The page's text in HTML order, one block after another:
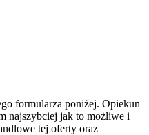
formularza poniżej. Opiekun
najszybciej jak to możliwe i
tej oferty oraz